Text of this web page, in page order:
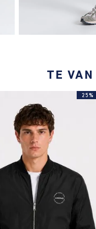
TE
25%